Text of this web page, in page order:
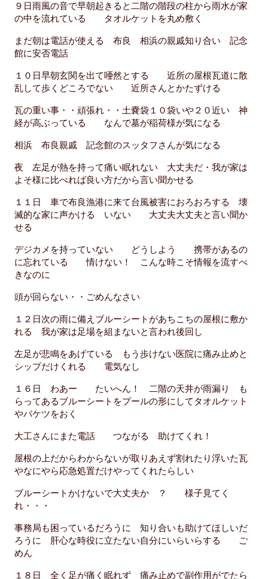
９日雨風の音で早朝起きると二階の階段の柱から雨水が家
の中を流れている タオルケットを丸め敷く
まだ朝は電話が使える 布良 相浜の親戚知り合い 記念
館に安否電話
１０日早朝玄関を出て唖然とする 近所の屋根瓦道に散
乱して歩くどころでない 近所さんとかたずける
瓦の重い事・・頑張れ・・土嚢袋１０袋いや２０近い 神
経が高ぶっている なんで墓が稲荷様が気になる
相浜 布良親戚 記念館のスッタフさんが気になる
夜 左足が熱を持って痛い眠れない 大丈夫だ・我が家は
よそ様に比べれば良い方だから言い聞かせる
１１日 車で布良漁港に来て台風被害におろおろする 壊
滅的な家に声かける いない 大丈夫大丈夫と言い聞か
せる
デジカメを持っていない どうしよう 携帯があるの
に忘れている 情けない！ こんな時こそ情報を流すべ
きなのに
頭が回らない・・ごめんなさい
１２日次の雨に備えブルーシートがあちこちの屋根に敷か
れる 我が家は足場を組まないと言われ後回し
左足が悲鳴をあげている もう歩けない医院に痛み止めと
シップだけくれる 電気なし
１６日 わあー たいへん！ 二階の天井が雨漏り も
らってあるブルーシートをプールの形にしてタオルケット
やバケツをおく
大工さんにまた電話 つながる 助けてくれ！
屋根の上だからわからないが取りあえず割れたり浮いた瓦
やなにやら応急処置だけやってくれたらしい
ブルーシートかけないで大丈夫か ？ 様子見てく
れ・・・
事務局も困っているだろうに 知り合いも助けてほしいだ
ろうに 肝心な時役に立たない自分にいらいらする ご
めん
１８日 全く足が痛く眠れず 痛み止めで副作用がでたら